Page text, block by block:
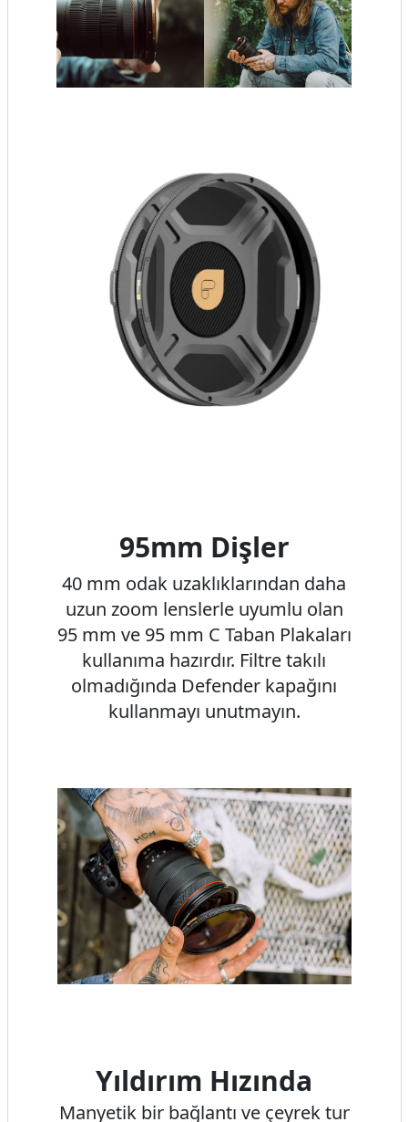
95mm Dişler
40 mm odak uzaklıklarından daha
uzun zoom lenslerle uyumlu olan
95 mm ve 95 mm C Taban Plakaları
kullanıma hazırdır. Filtre takılı
olmadığında Defender kapağını
kullanmayı unutmayın.
Yıldırım Hızında
Manyetik bir bağlantı ve çeyrek tur